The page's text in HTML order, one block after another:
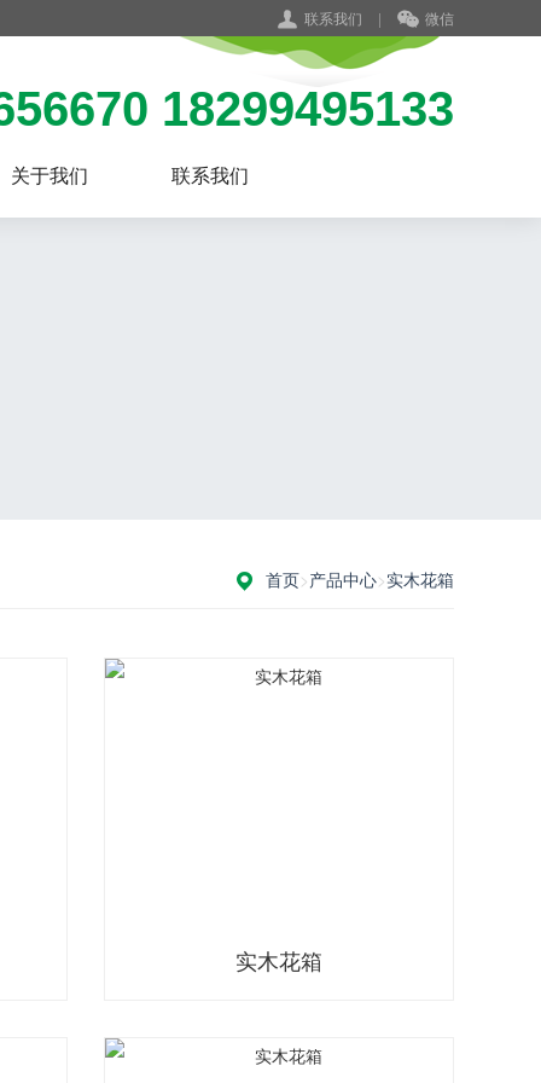
联系我们 | 微信
18299495133
关于我们 联系我们
首页>产品中心>实木花箱
实木花箱